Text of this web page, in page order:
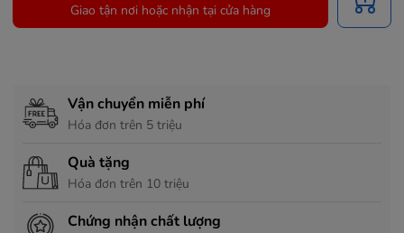
Giao tận nơi hoặc nhận tại cửa hàng
Vận chuyển miễn phí
Hóa đơn trên 5 triệu
Quà tặng
Hóa đơn trên 10 triệu
Chứng nhận chất lượng